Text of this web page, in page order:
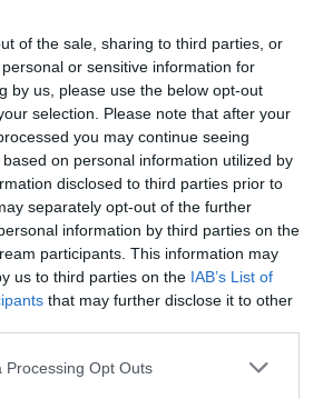
of the sale, sharing to third parties, or
or sensitive information for
by us, please use the below opt-out
selection. Please note that after your
you may continue seeing
on personal information utilized by
disclosed to third parties prior to
separately opt-out of the further
information by third parties on the
participants. This information may
us to third parties on the IAB’s List of
that may further disclose it to other
Processing Opt Outs